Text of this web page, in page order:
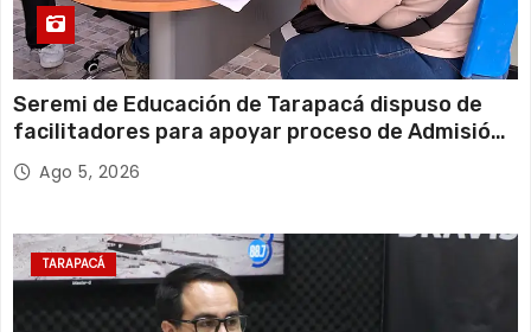
Seremi de Educación de Tarapacá dispuso de
facilitadores para apoyar proceso de Admisión
Escolar 2027
Ago 5, 2026
TARAPACÁ